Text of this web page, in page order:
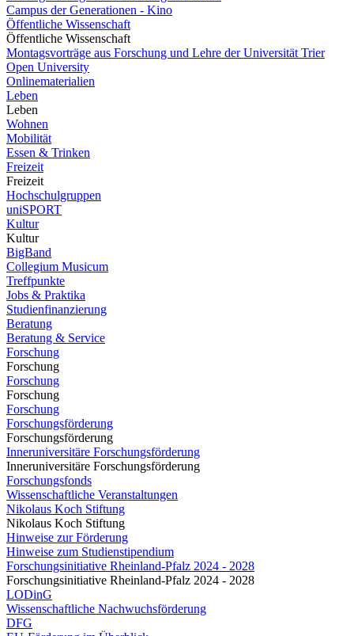
Campus der Generationen - Kino
Öffentliche Wissenschaft
Öffentliche Wissenschaft
Montagsvorträge aus Forschung und Lehre der Universität Trier
Open University
Onlinematerialien
Leben
Leben
Wohnen
Mobilität
Essen & Trinken
Freizeit
Freizeit
Hochschulgruppen
uniSPORT
Kultur
Kultur
BigBand
Collegium Musicum
Treffpunkte
Jobs & Praktika
Studienfinanzierung
Beratung
Beratung & Service
Forschung
Forschung
Forschung
Forschung
Forschung
Forschungsförderung
Forschungsförderung
Inneruniversitäre Forschungsförderung
Inneruniversitäre Forschungsförderung
Forschungsfonds
Wissenschaftliche Veranstaltungen
Nikolaus Koch Stiftung
Nikolaus Koch Stiftung
Hinweise zur Förderung
Hinweise zum Studienstipendium
Forschungsinitiative Rheinland-Pfalz 2024 - 2028
Forschungsinitiative Rheinland-Pfalz 2024 - 2028
LODinG
Wissenschaftliche Nachwuchsförderung
DFG